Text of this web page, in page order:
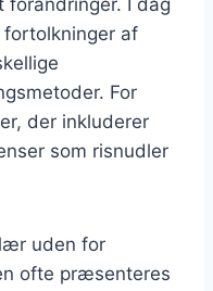
af
For
der inkluderer
som risnudler
uden for
ofte præsenteres